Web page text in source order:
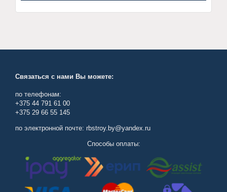
Связаться с нами Вы можете:
по телефонам:
+375 44 791 61 00
+375 29 66 55 145
по электронной почте: rbstroy.by@yandex.ru
Способы оплаты: